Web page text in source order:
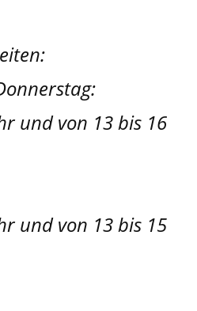
und von 13 bis 16
und von 13 bis 15